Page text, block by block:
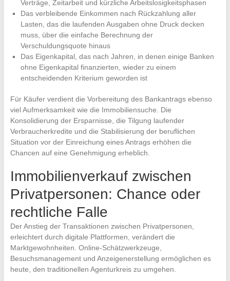
Verträge, Zeitarbeit und kürzliche Arbeitslosigkeitsphasen
Das verbleibende Einkommen nach Rückzahlung aller
Lasten, das die laufenden Ausgaben ohne Druck decken
muss, über die einfache Berechnung der
Verschuldungsquote hinaus
Das Eigenkapital, das nach Jahren, in denen einige Banken
ohne Eigenkapital finanzierten, wieder zu einem
entscheidenden Kriterium geworden ist
Für Käufer verdient die Vorbereitung des Bankantrags ebenso
viel Aufmerksamkeit wie die Immobiliensuche. Die
Konsolidierung der Ersparnisse, die Tilgung laufender
Verbraucherkredite und die Stabilisierung der beruflichen
Situation vor der Einreichung eines Antrags erhöhen die
Chancen auf eine Genehmigung erheblich.
Immobilienverkauf zwischen
Privatpersonen: Chance oder
rechtliche Falle
Der Anstieg der Transaktionen zwischen Privatpersonen,
erleichtert durch digitale Plattformen, verändert die
Marktgewohnheiten. Online-Schätzwerkzeuge,
Besuchsmanagement und Anzeigenerstellung ermöglichen es
heute, den traditionellen Agenturkreis zu umgehen.